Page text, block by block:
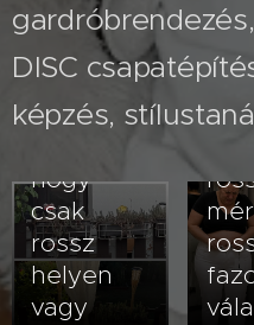
DISC
képzés,
2026.08.03
Nem
veled van
hogy
csak
rossz
helyen
vagy
A